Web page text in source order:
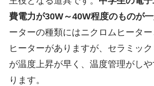
費電力が30W～40W程度のものが
ーターの種類にはニクロムヒータ
ヒーターがありますが、セラミッ
が温度上昇が早く、温度管理がし
ります。